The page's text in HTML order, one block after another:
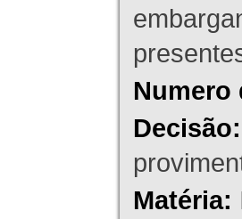
Numero
Decisão:
Matéria: